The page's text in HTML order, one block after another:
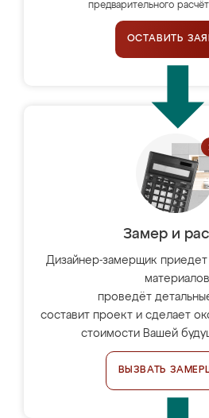
предварительного
ОСТАВИТЬ
Замер и
Дизайнер-замерщик приедет
проведёт
составит проект и сделает
стоимости Вашей
ВЫЗВАТЬ